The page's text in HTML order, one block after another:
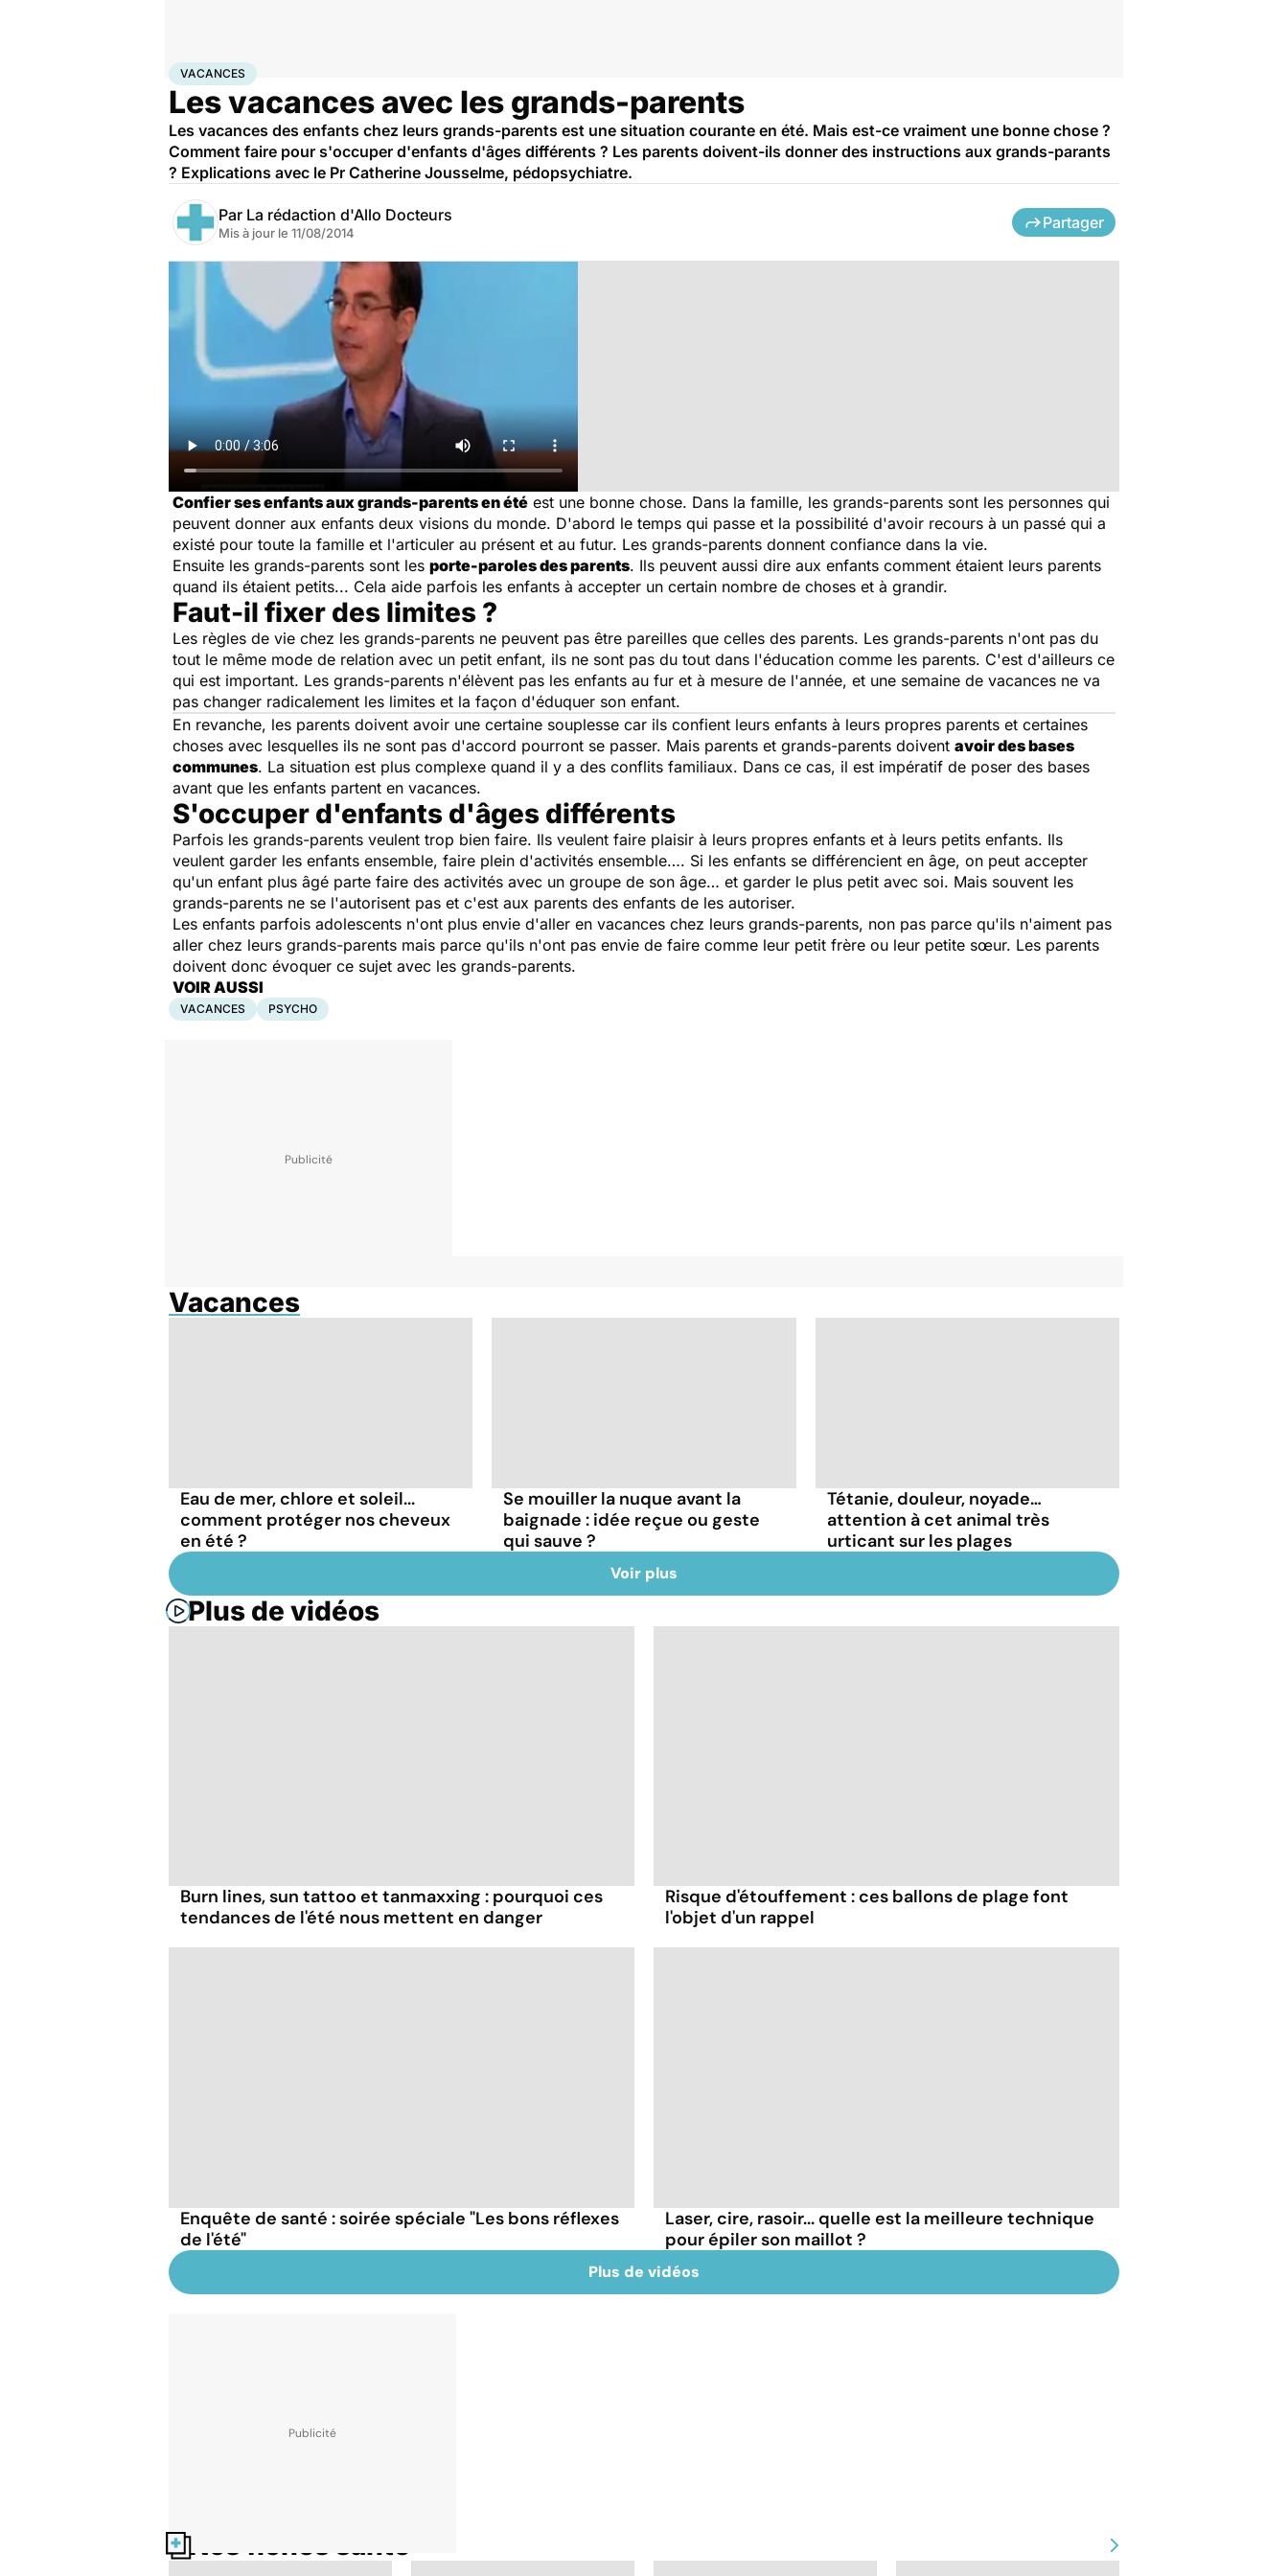
AccueilBien-être
VACANCES
Les vacances avec les grands-parents
Les vacances des enfants chez leurs grands-parents est une situation courante en été. Mais est-ce vraiment une bonne chose ?
Comment faire pour s'occuper d'enfants d'âges différents ? Les parents doivent-ils donner des instructions aux grands-parants
? Explications avec le Pr Catherine Jousselme, pédopsychiatre.
Par La rédaction d'Allo Docteurs
Mis à jour le 11/08/2014
Partager
Confier ses enfants aux grands-parents en été est une bonne chose. Dans la famille, les grands-parents sont les personnes qui
peuvent donner aux enfants deux visions du monde. D'abord le temps qui passe et la possibilité d'avoir recours à un passé qui a
existé pour toute la famille et l'articuler au présent et au futur. Les grands-parents donnent confiance dans la vie.
Ensuite les grands-parents sont les porte-paroles des parents. Ils peuvent aussi dire aux enfants comment étaient leurs parents
quand ils étaient petits... Cela aide parfois les enfants à accepter un certain nombre de choses et à grandir.
Faut-il fixer des limites ?
Les règles de vie chez les grands-parents ne peuvent pas être pareilles que celles des parents. Les grands-parents n'ont pas du
tout le même mode de relation avec un petit enfant, ils ne sont pas du tout dans l'éducation comme les parents. C'est d'ailleurs ce
qui est important. Les grands-parents n'élèvent pas les enfants au fur et à mesure de l'année, et une semaine de vacances ne va
pas changer radicalement les limites et la façon d'éduquer son enfant.
En revanche, les parents doivent avoir une certaine souplesse car ils confient leurs enfants à leurs propres parents et certaines
choses avec lesquelles ils ne sont pas d'accord pourront se passer. Mais parents et grands-parents doivent avoir des bases
communes. La situation est plus complexe quand il y a des conflits familiaux. Dans ce cas, il est impératif de poser des bases
avant que les enfants partent en vacances.
S'occuper d'enfants d'âges différents
Parfois les grands-parents veulent trop bien faire. Ils veulent faire plaisir à leurs propres enfants et à leurs petits enfants. Ils
veulent garder les enfants ensemble, faire plein d'activités ensemble…. Si les enfants se différencient en âge, on peut accepter
qu'un enfant plus âgé parte faire des activités avec un groupe de son âge… et garder le plus petit avec soi. Mais souvent les
grands-parents ne se l'autorisent pas et c'est aux parents des enfants de les autoriser.
Les enfants parfois adolescents n'ont plus envie d'aller en vacances chez leurs grands-parents, non pas parce qu'ils n'aiment pas
aller chez leurs grands-parents mais parce qu'ils n'ont pas envie de faire comme leur petit frère ou leur petite sœur. Les parents
doivent donc évoquer ce sujet avec les grands-parents.
VOIR AUSSI
VACANCES PSYCHO
Vacances
Eau de mer, chlore et soleil...
comment protéger nos cheveux
en été ?
Se mouiller la nuque avant la
baignade : idée reçue ou geste
qui sauve ?
Tétanie, douleur, noyade…
attention à cet animal très
urticant sur les plages
Voir plus
Plus de vidéos
Burn lines, sun tattoo et tanmaxxing : pourquoi ces
tendances de l'été nous mettent en danger
Risque d'étouffement : ces ballons de plage font
l'objet d'un rappel
Enquête de santé : soirée spéciale "Les bons réflexes
de l'été"
Laser, cire, rasoir... quelle est la meilleure technique
pour épiler son maillot ?
Plus de vidéos
Nos fiches santé